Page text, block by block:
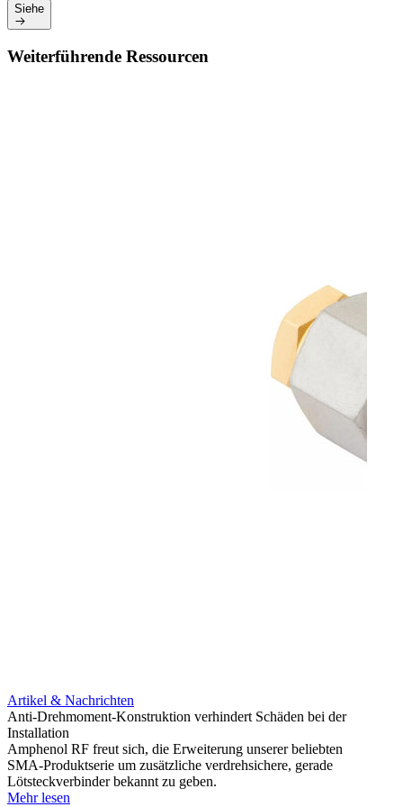
Siehe
Weiterführende Ressourcen
Artikel & Nachrichten
Anti-Drehmoment-Konstruktion verhindert Schäden bei der
Installation
Amphenol RF freut sich, die Erweiterung unserer beliebten
SMA-Produktserie um zusätzliche verdrehsichere, gerade
Lötsteckverbinder bekannt zu geben.
Mehr lesen